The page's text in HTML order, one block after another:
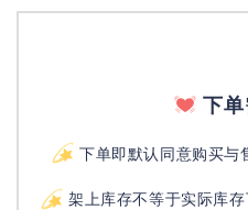
下
下单即默认同意购买与
架上库存不等于实际库